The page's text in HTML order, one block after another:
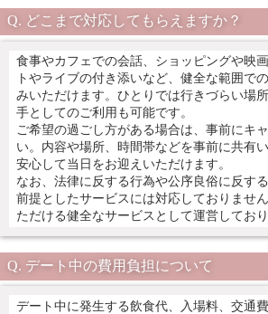
どこまで対応してもらえますか？
食事やカフェでの会話、ショッピングや映
トやライブの付き添いなど、健全な範囲で
みいただけます。ひとりでは行きづらい場
手としてのご利用も可能です。
ご希望の過ごし方がある場合は、事前にキ
い。内容や場所、時間帯などを事前に共有
安心して当日をお迎えいただけます。
なお、法律に反する行為や公序良俗に反す
前提としたサービスには対応しておりませ
ただける健全なサービスとして運営しており
デート中の費用負担について
デート中に発生する飲食代、入場料、交通